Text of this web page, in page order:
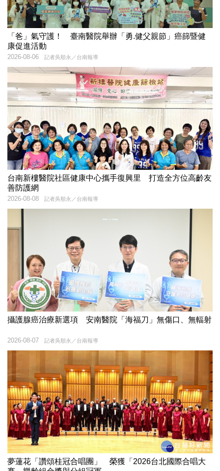
「爸」氣守護！ 臺南醫院舉辦「勇.健父親節」癌篩暨健
康促進活動
記者吳順永／台南報導
2026-08-06
台南新樓醫院社區健康中心攜手復興里 打造全方位高齡友
善防護網
記者吳順永／台南報導
2026-08-08
攝護腺癌治療新選項 安南醫院「海福刀」無傷口、無輻射
記者吳順永／台南報導
2026-08-07
夢蓮花「讚頌桂冠合唱團」 榮獲「2026台北國際合唱大